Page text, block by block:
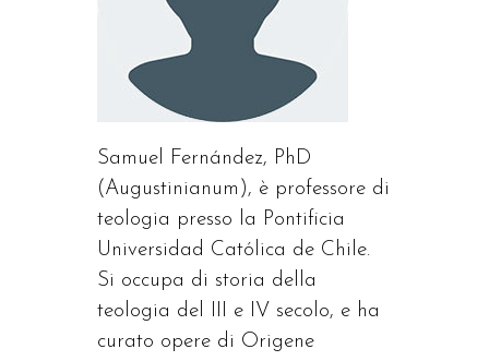
Samuel Fernández, PhD
(Augustinianum), è professore di
teologia presso la Pontificia
Universidad Católica de Chile.
Si occupa di storia della
teologia del III e IV secolo, e ha
curato opere di Origene